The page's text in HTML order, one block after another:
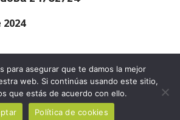
para asegurar que te damos la mejor
web. Si continúas usando este sitio,
que estás de acuerdo con ello.
Política de cookies